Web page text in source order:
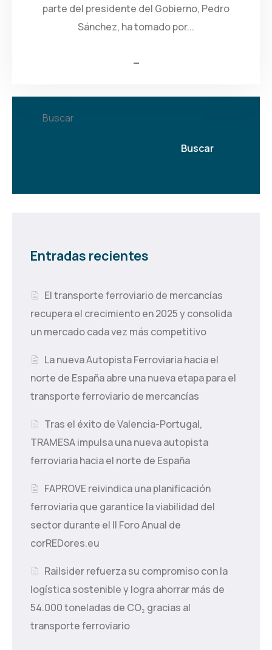
parte del presidente del Gobierno, Pedro
Sánchez, ha tomado por...
Buscar
Buscar
Entradas recientes
El transporte ferroviario de mercancías
recupera el crecimiento en 2025 y consolida
un mercado cada vez más competitivo
La nueva Autopista Ferroviaria hacia el
norte de España abre una nueva etapa para el
transporte ferroviario de mercancías
Tras el éxito de Valencia-Portugal,
TRAMESA impulsa una nueva autopista
ferroviaria hacia el norte de España
FAPROVE reivindica una planificación
ferroviaria que garantice la viabilidad del
sector durante el II Foro Anual de
corREDores.eu
Railsider refuerza su compromiso con la
logística sostenible y logra ahorrar más de
54.000 toneladas de CO₂ gracias al
transporte ferroviario